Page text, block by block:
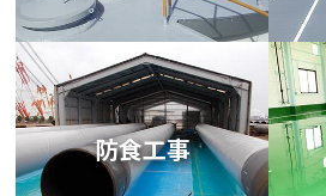
防食工事